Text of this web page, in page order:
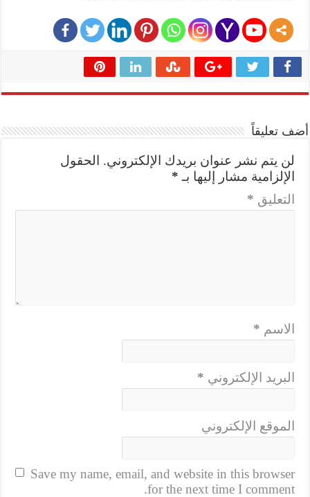
أضف تعليقاً
لن يتم نشر عنوان بريدك الإلكتروني.
الحقول
الإلزامية مشار إليها بـ *
التعليق *
الاسم *
البريد الإلكتروني *
الموقع الإلكتروني
Save my name, email, and website in this browser
for the next time I comment.